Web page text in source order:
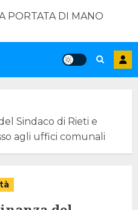
PORTATA DI MANO
Sindaco di Rieti e
agli uffici comunali